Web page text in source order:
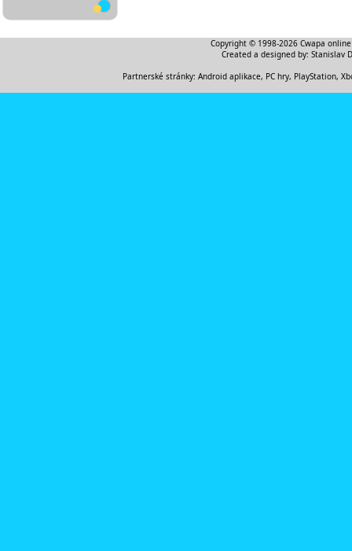
Copyright © 1998-2026 Cwapa
Created a designed by: Stanislav
Partnerské stránky: Android aplikace, PC hry, PlayStation,